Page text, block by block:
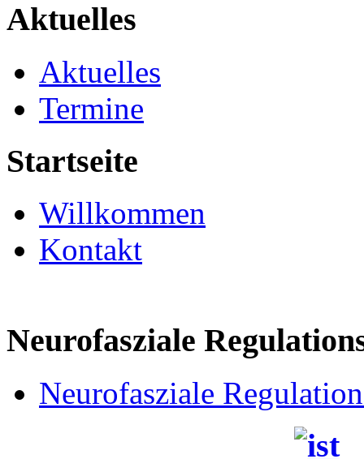
Aktuelles
Aktuelles
Termine
Startseite
Willkommen
Kontakt
Neurofasziale
Neurofasziale